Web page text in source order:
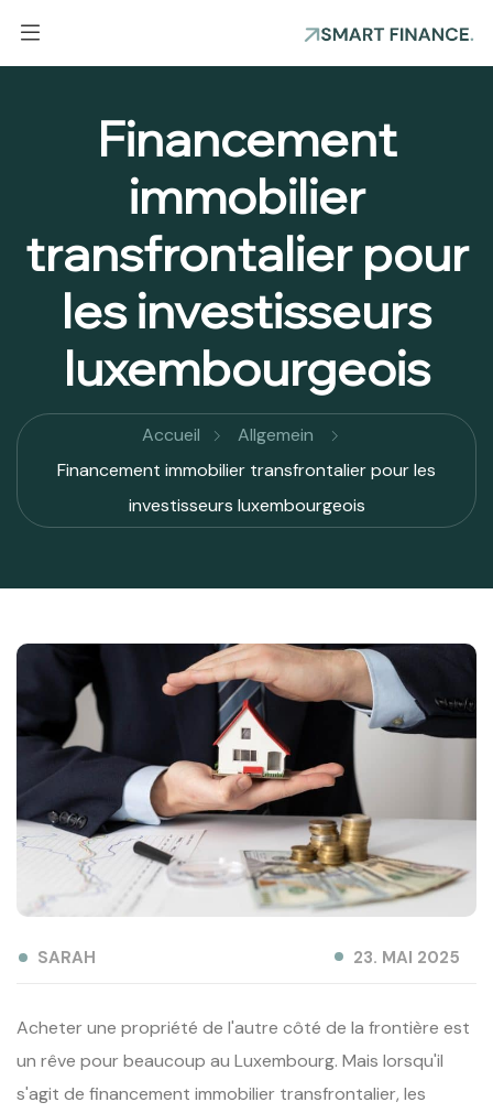
Financement
immobilier
transfrontalier pour
les investisseurs
luxembourgeois
Accueil
Allgemein
Financement immobilier transfrontalier pour les
investisseurs luxembourgeois
SARAH 23. MAI 2025
Acheter une propriété de l'autre côté de la frontière est
un rêve pour beaucoup au Luxembourg. Mais lorsqu'il
s'agit de financement immobilier transfrontalier, les